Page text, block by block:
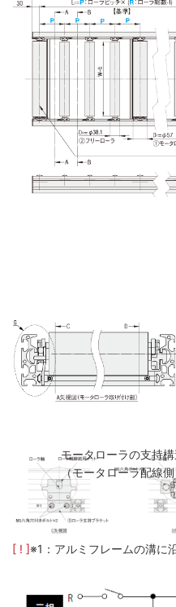
モータローラの支持構
（モータローラ配線
[ ! ]※1：アルミフレームの溝に